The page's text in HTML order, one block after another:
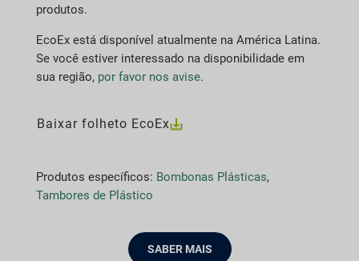
produtos.
EcoEx está disponível atualmente na América Latina.
Se você estiver interessado na disponibilidade em
sua região, por favor nos avise.
Baixar folheto EcoEx
Produtos específicos: Bombonas Plásticas,
Tambores de Plástico
SABER MAIS